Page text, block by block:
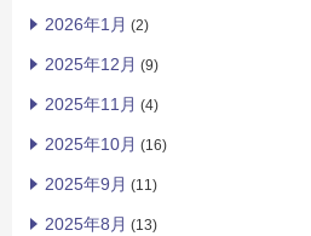
2026年1月 (2)
2025年12月 (9)
2025年11月 (4)
2025年10月 (16)
2025年9月 (11)
2025年8月 (13)